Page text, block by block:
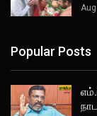
Popular Posts